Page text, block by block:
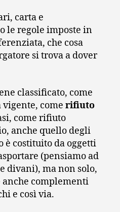
carta e
le regole imposte in
che cosa
si trova a dover
classificato, come
come rifiuto
come rifiuto
anche quello degli
è costituito da oggetti
(pensiamo ad
divani), ma non solo,
complementi
e così via.